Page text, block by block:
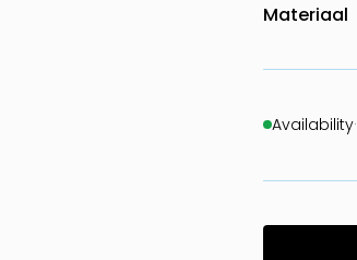
Materiaal
Availability·